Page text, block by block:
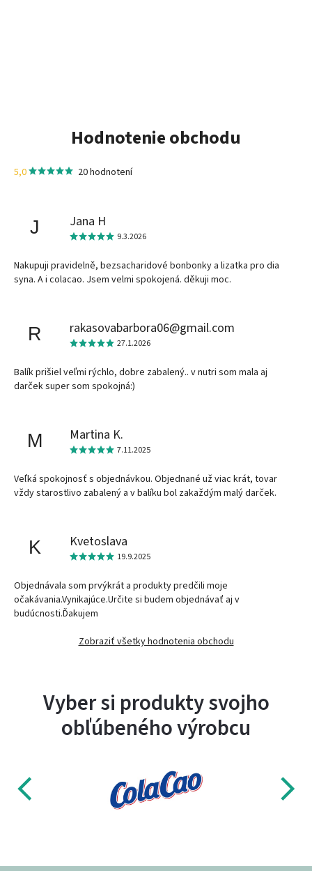
Hodnotenie obchodu
5,0 20 hodnotení
J Jana H
9.3.2026
Nakupuji pravidelně, bezsacharidové bonbonky a lizatka pro dia
syna. A i colacao. Jsem velmi spokojená. děkuji moc.
R rakasovabarbora06@gmail.com
27.1.2026
Balík prišiel veľmi rýchlo, dobre zabalený.. v nutri som mala aj
darček super som spokojná:)
M Martina K.
7.11.2025
Veľká spokojnosť s objednávkou. Objednané už viac krát, tovar
vždy starostlivo zabalený a v balíku bol zakaždým malý darček.
K Kvetoslava
19.9.2025
Objednávala som prvýkrát a produkty predčili moje
očakávania.Vynikajúce.Určite si budem objednávať aj v
budúcnosti.Ďakujem
Zobraziť všetky hodnotenia obchodu
Vyber si produkty svojho
obľúbeného výrobcu